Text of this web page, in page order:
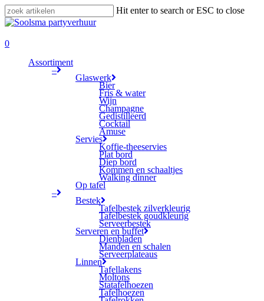
Skip
to
content
Hit enter to search or ESC to close
Close
0
Assortiment
–
Glaswerk
Bier
Fris & water
Wijn
Champagne
Gedistilleerd
Cocktail
Amuse
Servies
Koffie-theeservies
Plat bord
Diep bord
Kommen en schaaltjes
Walking dinner
Op tafel
–
Bestek
Tafelbestek zilverkleurig
Tafelbestek goudkleurig
Serveerbestek
Serveren en buffet
Dienbladen
Manden en schalen
Serveerplateaus
Linnen
Tafellakens
Moltons
Statafelhoezen
Tafelhoezen